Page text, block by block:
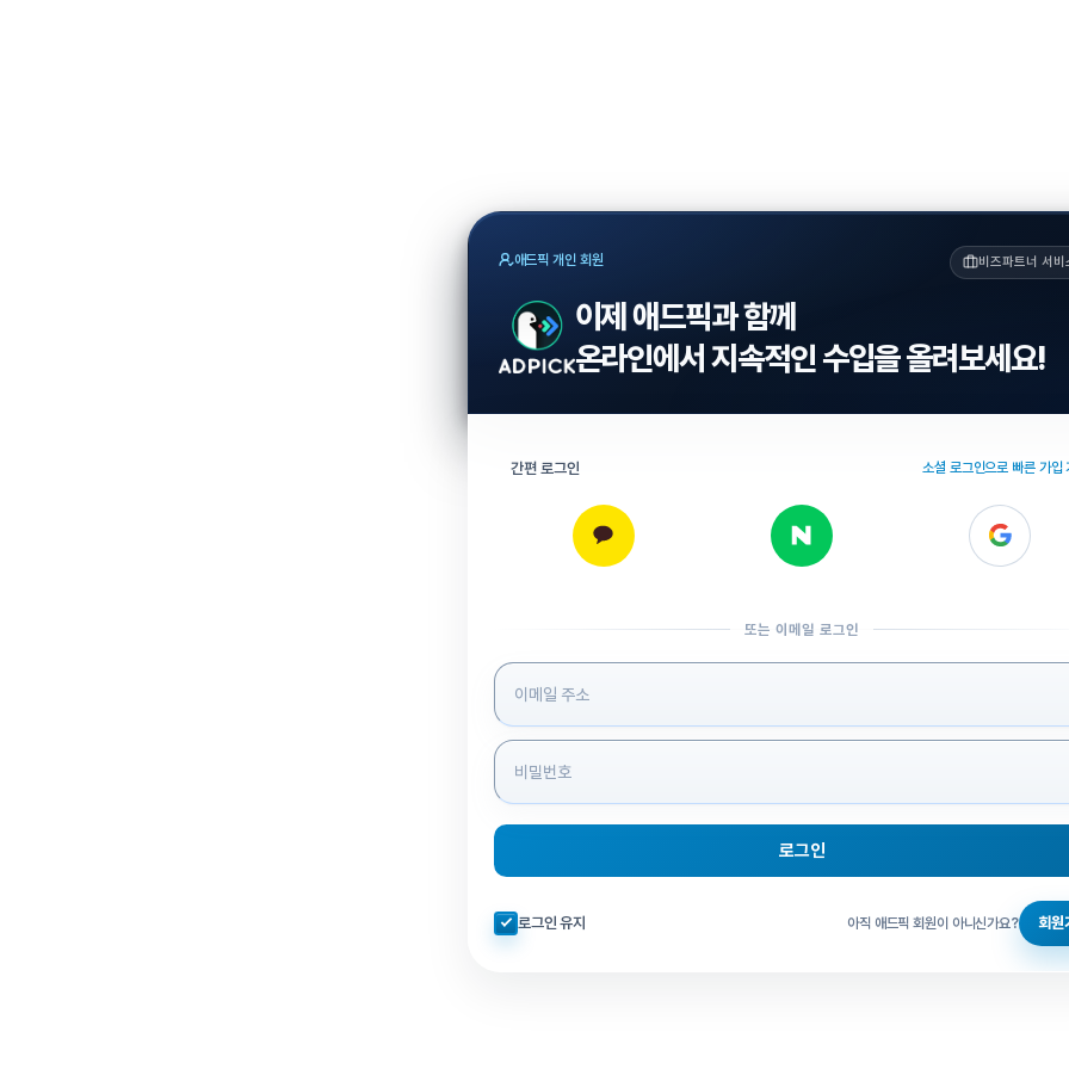
애드픽 개인 회원 비즈파트너 서비
이제 애드픽과 함께
온라인에서 지속적인 수입을 올려보세요!
간편 로그인 소셜 로그인으로 빠른 가입
또는 이메일 로그인
로그인 정보 입력
로그인
자동로그인 체크
로그인 유지 아직 애드픽 회원이 아니신가요? 회원